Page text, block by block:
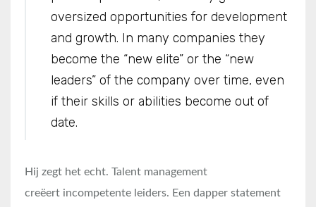
oversized opportunities for development
and growth. In many companies they
become the “new elite” or the “new
leaders” of the company over time, even
if their skills or abilities become out of
date.
Hij zegt het echt. Talent management
creëert incompetente leiders. Een dapper statement